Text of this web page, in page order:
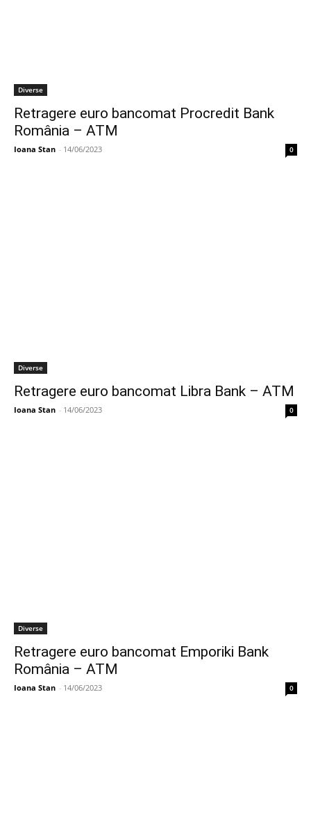
Diverse
Retragere euro bancomat Procredit Bank
România – ATM
Ioana Stan - 14/06/2023 0
Diverse
Retragere euro bancomat Libra Bank – ATM
Ioana Stan - 14/06/2023 0
Diverse
Retragere euro bancomat Emporiki Bank
România – ATM
Ioana Stan - 14/06/2023 0